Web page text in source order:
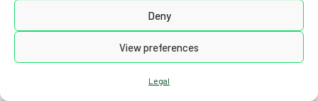
Deny
View preferences
Legal
legal